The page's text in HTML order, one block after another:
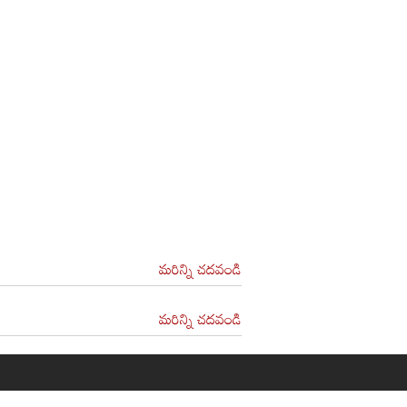
మరిన్ని చదవండి
మరిన్ని చదవండి